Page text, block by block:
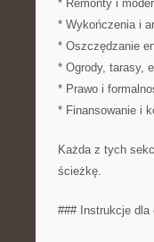
* Remonty i
* Wykończenia i
* Oszczędzanie
* Ogrody, tarasy,
* Prawo i
* Finansowanie i
Każda z tych
ścieżkę.
### Instrukcje dla